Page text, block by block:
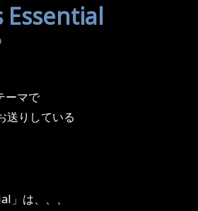
Essential
ーマで
送りしている
」は、、、